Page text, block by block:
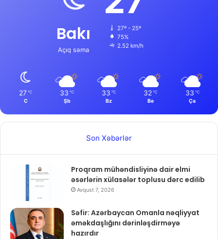
Bakı
Açıq səma
27º - 25º
75%
2.52 km/h
27 ℃
C
33 ℃
Şb
33 ℃
Bz
32 ℃
Be
33 ℃
Ça
Son Xəbərlər
Proqram mühəndisliyinə dair elmi
əsərlərin xülasələr toplusu dərc edilib
Avqust 7, 2026
Səfir: Azərbaycan Omanla nəqliyyat
əməkdaşlığını dərinləşdirməyə
hazırdır